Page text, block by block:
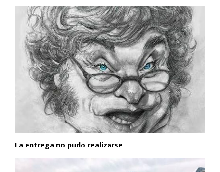
La entrega no pudo realizarse